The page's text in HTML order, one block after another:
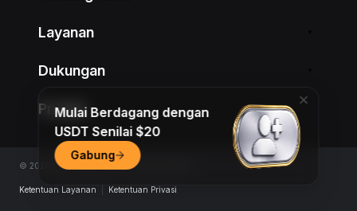
Layanan
Dukungan
Produk
© 2018-2026 Bybit.com. All rights reserved.
Ketentuan Layanan Ketentuan Privasi
Mulai Berdagang dengan
USDT Senilai $20
Gabung